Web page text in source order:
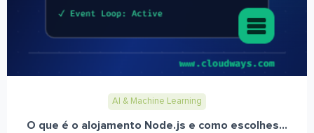
AI & Machine Learning
O que é o alojamento Node.js e como escolhes...